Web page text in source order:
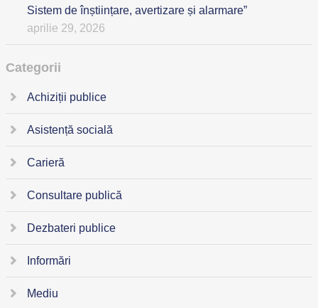
Sistem de înștiințare, avertizare și alarmare”
aprilie 29, 2026
Categorii
Achiziții publice
Asistență socială
Carieră
Consultare publică
Dezbateri publice
Informări
Mediu